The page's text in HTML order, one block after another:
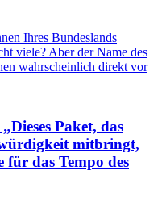
Ihres Bundeslands
viele? Aber der Name des
wahrscheinlich direkt vor
Paket, das
mitbringt,
für das Tempo des